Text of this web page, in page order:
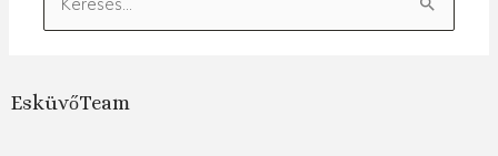
Keresés:
EsküvőTeam